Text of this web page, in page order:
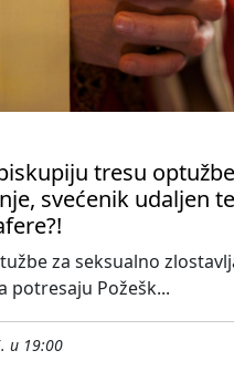
tresu
svećenik udaljen
za seksualno
potresaju Požešk...
u 19:00